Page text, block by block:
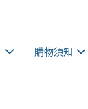
購物須知